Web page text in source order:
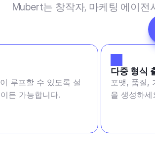
Mubert는 창작자, 마케팅 에이전
루프할 수 있도록 설
든 가능합니다.
다중 형식
포맷, 품질,
을 생성하세